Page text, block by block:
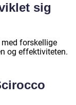
sig
forskellige
og effektiviteten.